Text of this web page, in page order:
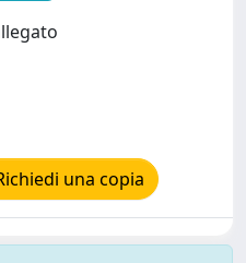
una copia